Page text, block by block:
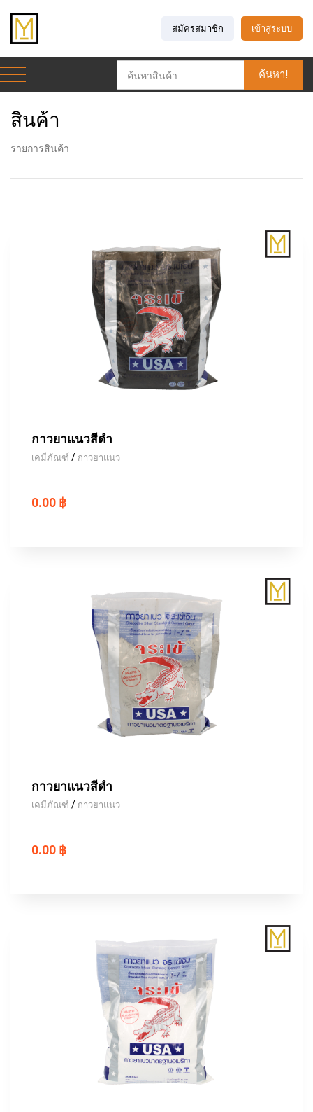
สมัครสมาชิก เข้าสู่ระบบ
ค้นหา!
สินค้า
รายการสินค้า
กาวยาแนวสีดำ
เคมีภัณฑ์ / กาวยาแนว
0.00 ฿
กาวยาแนวสีดำ
เคมีภัณฑ์ / กาวยาแนว
0.00 ฿